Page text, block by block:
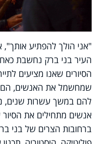
"אני הולך להפתיע
העיר בני ברק נחשבת
הסיורים שאנו מציעים
שמחשמל את האנשים, הם
להם במשך עשרות שנים,
אנשים מתחילים את
ברחובות הצרים של בני